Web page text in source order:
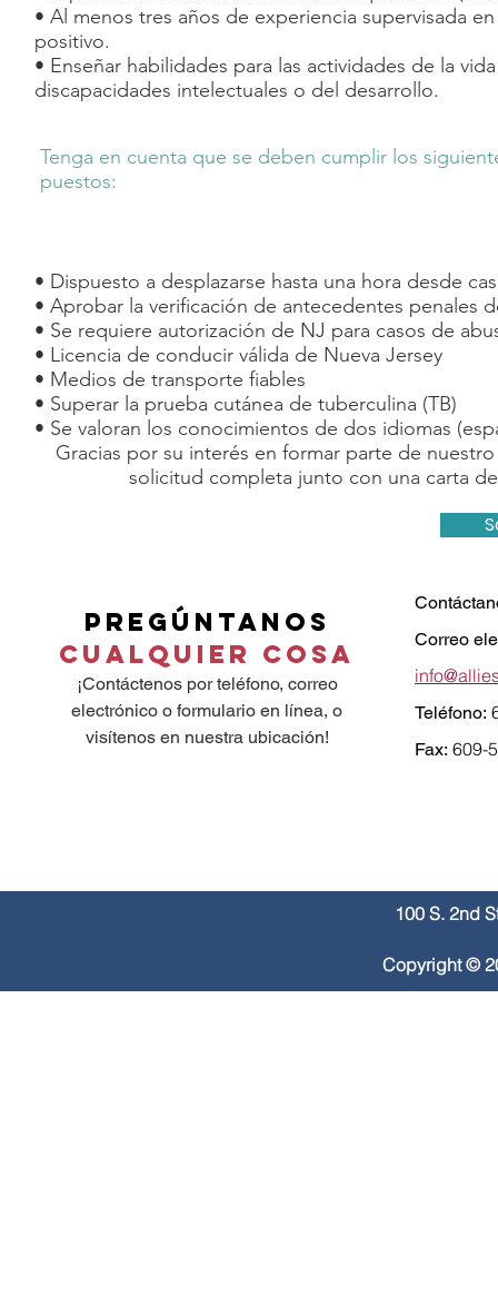
• Al menos tres años de experiencia supervisada
positivo.
• Enseñar habilidades para las actividades de la
discapacidades intelectuales o del desarrollo.
Tenga en cuenta que se deben cumplir los
puestos:
• Dispuesto a desplazarse hasta una hora desde
• Aprobar la verificación de antecedentes penales
• Se requiere autorización de NJ para casos de
• Licencia de conducir válida de Nueva Jersey
• Medios de transporte fiables
• Superar la prueba cutánea de tuberculina (TB)
• Se valoran los conocimientos de dos idiomas
Gracias por su interés en formar parte de
solicitud completa junto con una carta
Pregúntanos
Cualquier cosa
¡Contáctenos por teléfono, correo
electrónico o formulario en línea, o
visítenos en nuestra ubicación!
Correo
Teléfono:
Fax: 609-
100 S. 2nd
Copyright ©